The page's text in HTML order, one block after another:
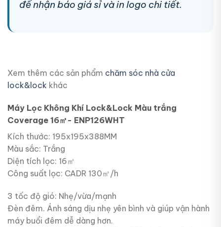
để nhận báo giá sỉ và in logo chi tiết.
Xem thêm các sản phẩm chăm sóc nhà cửa
lock&lock khác
Máy Lọc Không Khí Lock&Lock Màu trắng
Coverage 16㎡- ENP126WHT
Kích thước: 195x195x388MM
Màu sắc: Trắng
Diện tích lọc: 16㎡
Công suất lọc: CADR 130㎥/h
3 tốc độ gió: Nhẹ/vừa/mạnh
Đèn đêm. Ánh sáng dịu nhẹ yên bình và giúp vận hành
máy buổi đêm dễ dàng hơn.